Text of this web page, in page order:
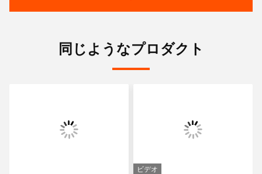
同じようなプロダクト
ビデオ